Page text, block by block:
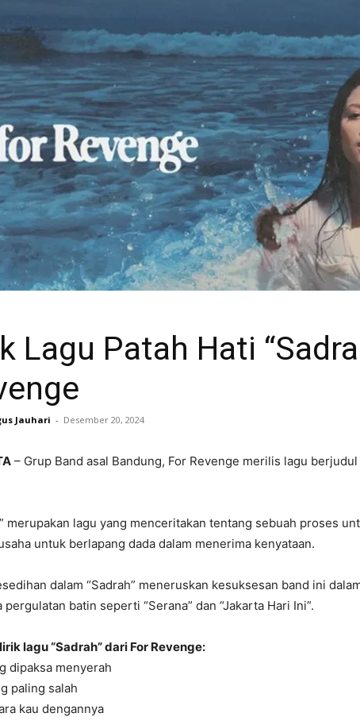
Lagu Patah Hati
Jauhari - Desember 20, 2024
– Grup Band asal Bandung, For Revenge merilis lagu berjudul
merupakan lagu yang menceritakan tentang sebuah proses
untuk berlapang dada dalam menerima kenyataan.
dalam “Sadrah” meneruskan kesuksesan band ini
pergulatan batin seperti “Serana” dan “Jakarta Hari Ini”.
lagu “Sadrah” dari For Revenge:
dipaksa menyerah
paling salah
kau dengannya